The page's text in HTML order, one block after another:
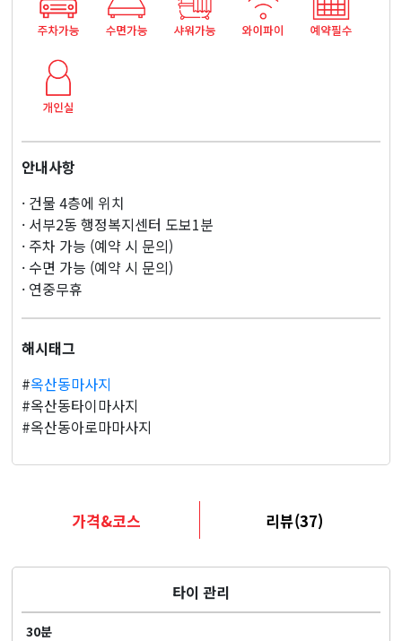
안내사항
· 건물 4층에 위치
· 서부2동 행정복지센터 도보1분
· 주차 가능 (예약 시 문의)
· 수면 가능 (예약 시 문의)
· 연중무휴
해시태그
#옥산동마사지
#옥산동타이마사지
#옥산동아로마마사지
가격&코스 리뷰(37)
타이 관리
30분